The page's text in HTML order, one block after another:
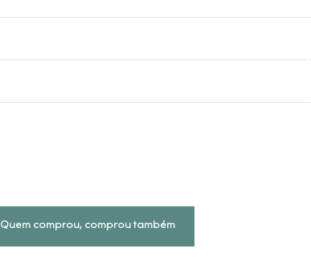
Quem comprou, comprou também